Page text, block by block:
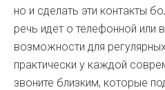
но и сделать эти контакты
речь идет о телефонной или
возможности для
практически у каждой
звоните близким, которые